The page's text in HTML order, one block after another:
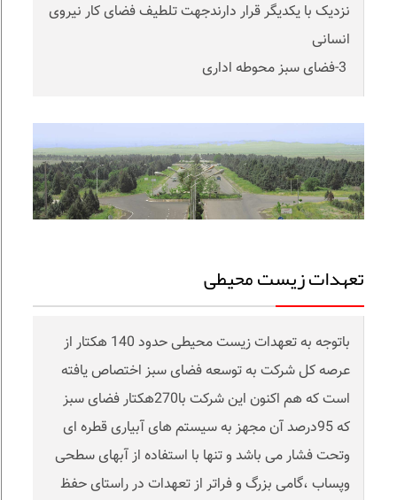
نزدیک با یکدیگر قرار دارندجهت تلطیف فضای کار نیروی
انسانی
تعهدات زیست محیطی
باتوجه به تعهدات زیست محیطی حدود 140 هکتار از
عرصه کل شرکت به توسعه فضای سبز اختصاص یافته
است که هم اکنون این شرکت با270هکتار فضای سبز
که 95درصد آن مجهز به سیستم های آبیاری قطره ای
وتحت فشار می باشد و تنها با استفاده از آبهای سطحی
وپساب ،گامی بزرگ و فراتر از تعهدات در راستای حفظ